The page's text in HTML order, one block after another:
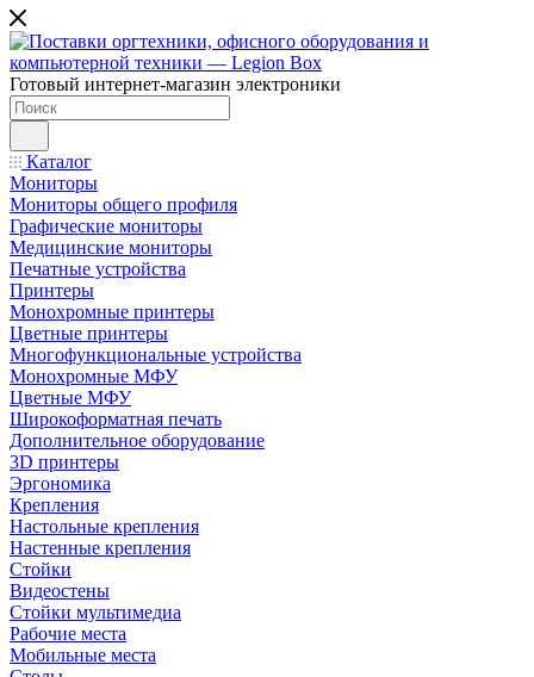
Готовый интернет-магазин электроники
Каталог
Мониторы
Мониторы общего профиля
Графические мониторы
Медицинские мониторы
Печатные устройства
Принтеры
Моноxромныe принтеры
Цвeтныe принтеры
Многофункциональные устройства
Монохромные МФУ
Цветные МФУ
Широкоформатная печать
Дополнительное оборудование
3D принтеры
Эргономика
Крепления
Настольные крепления
Настенные крепления
Стойки
Видеостены
Стойки мультимедиа
Рабочие места
Мобильные места